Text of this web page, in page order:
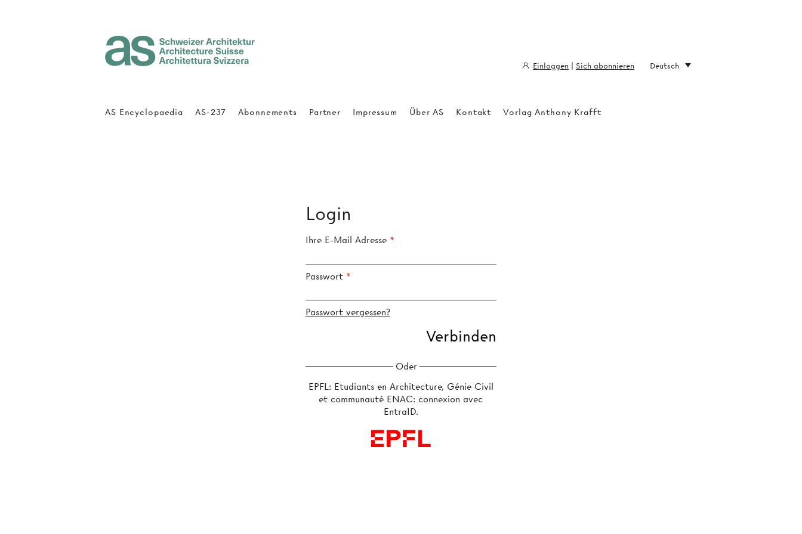
Login
Ihre E-Mail Adresse
Passwort
Passwort vergessen?
Oder
EPFL: Etudiants en Architecture, Génie Civil
et communauté ENAC: connexion avec
EntraID.
AS Encyclopaedia AS-237 Abonnements Partner Impressum Über AS Kontakt Vorlag Anthony Krafft
Einloggen Sich abonnieren Deutsch